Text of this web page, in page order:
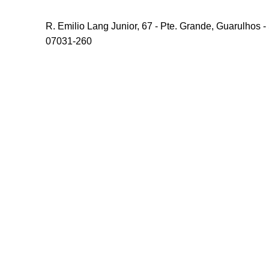
R. Emilio Lang Junior, 67 - Pte. Grande, Guarulhos
07031-260